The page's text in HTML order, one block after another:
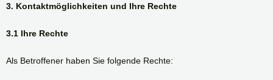
3. Kontaktmöglichkeiten und Ihre Rechte
3.1 Ihre Rechte
Als Betroffener haben Sie folgende Rechte: